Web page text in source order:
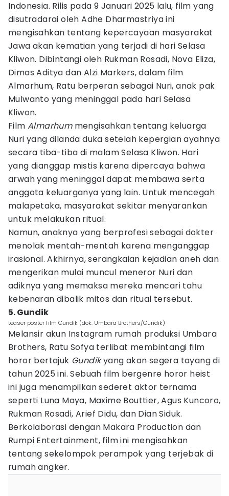
Indonesia. Rilis pada 9 Januari 2025 lalu, film yang
disutradarai oleh Adhe Dharmastriya ini
mengisahkan tentang kepercayaan masyarakat
Jawa akan kematian yang terjadi di hari Selasa
Kliwon. Dibintangi oleh Rukman Rosadi, Nova Eliza,
Dimas Aditya dan Alzi Markers, dalam film
Almarhum, Ratu berperan sebagai Nuri, anak pak
Mulwanto yang meninggal pada hari Selasa
Kliwon.
Film Almarhummengisahkan tentang keluarga
Nuri yang dilanda duka setelah kepergian ayahnya
secara tiba-tiba di malam Selasa Kliwon. Hari
yang dianggap mistis karena dipercaya bahwa
arwah yang meninggal dapat membawa serta
anggota keluarganya yang lain. Untuk mencegah
malapetaka, masyarakat sekitar menyarankan
untuk melakukan ritual.
Namun, anaknya yang berprofesi sebagai dokter
menolak mentah-mentah karena menganggap
irasional. Akhirnya, serangkaian kejadian aneh dan
mengerikan mulai muncul meneror Nuri dan
adiknya yang memaksa mereka mencari tahu
kebenaran dibalik mitos dan ritual tersebut.
5. Gundik
teaser poster film Gundik (dok. Umbara Brothers/Gundik)
Melansir akun Instagram rumah produksi Umbara
Brothers, Ratu Sofya terlibat membintangi film
horor bertajuk Gundikyang akan segera tayang di
tahun 2025 ini. Sebuah film bergenre horor heist
ini juga menampilkan sederet aktor ternama
seperti Luna Maya, Maxime Bouttier, Agus Kuncoro,
Rukman Rosadi, Arief Didu, dan Dian Siduk.
Berkolaborasi dengan Makara Production dan
Rumpi Entertainment, film ini mengisahkan
tentang sekelompok perampok yang terjebak di
rumah angker.